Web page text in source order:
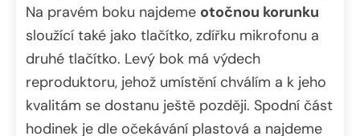
Na pravém boku najdeme otočnou korunku
sloužící také jako tlačítko, zdířku mikrofonu a
druhé tlačítko. Levý bok má výdech
reproduktoru, jehož umístění chválím a k jeho
kvalitám se dostanu ještě později. Spodní část
hodinek je dle očekávání plastová a najdeme